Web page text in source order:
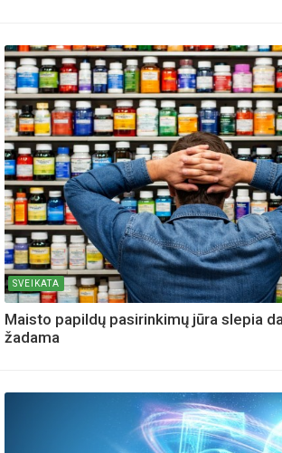
SVEIKATA
Maisto papildų pasirinkimų jūra slepia
žadama